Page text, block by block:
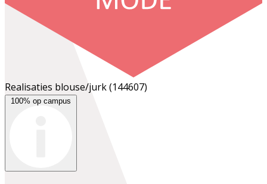
Realisaties blouse/jurk(144607)
100% op campus